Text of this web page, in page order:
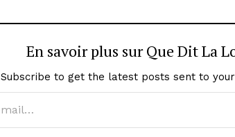
En savoir plus sur Que Dit La
Subscribe to get the latest posts sent to